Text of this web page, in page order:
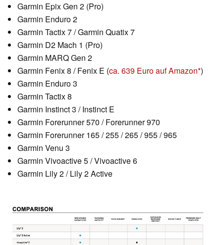
Garmin Epix Gen 2 (Pro)
Garmin Enduro 2
Garmin Tactix 7 / Garmin Quatix 7
Garmin D2 Mach 1 (Pro)
Garmin MARQ Gen 2
Garmin Fenix 8 / Fenix E (ca. 639 Euro auf Amazon )
Garmin Enduro 3
Garmin Tactix 8
Garmin Instinct 3 / Instinct E
Garmin Forerunner 570 / Forerunner 970
Garmin Forerunner 165 / 255 / 265 / 955 / 965
Garmin Venu 3
Garmin Vivoactive 5 / Vivoactive 6
Garmin Lily 2 / Lily 2 Active